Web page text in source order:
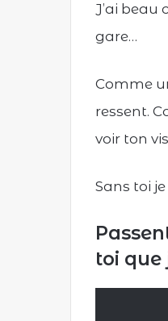
J’ai beau
gare…
Comme
ressent.
voir ton
Sans toi
toi que